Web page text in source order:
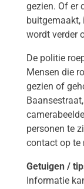
gezien. Of er
wordt verder
De politie
Mensen die
gezien of
personen te
contact op te
Getuigen /
Informatie